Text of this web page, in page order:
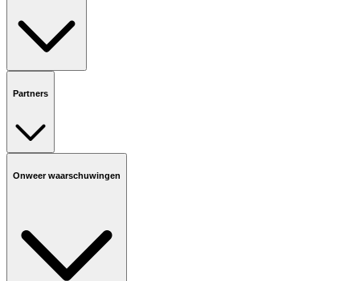
Partners
Onweer waarschuwingen